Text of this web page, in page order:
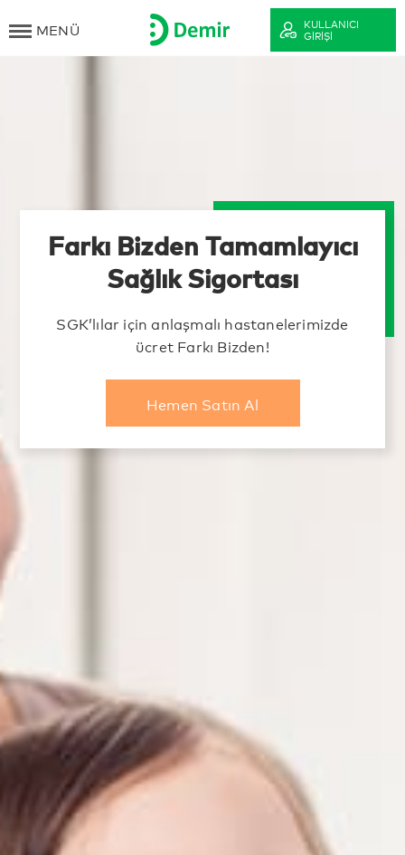
MENÜ
KULLANICI
GIRIŞI
Farkı Bizden Tamamlayıcı
Sağlık Sigortası
SGK’lılar için anlaşmalı hastanelerimizde
ücret Farkı Bizden!
Hemen Satın Al